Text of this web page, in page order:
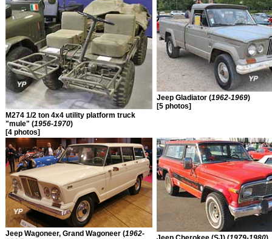
M274 1/2 ton 4x4 utility platform truck
"mule" (1956-1970)
[4 photos]
Jeep Gladiator (1962-1969)
[5 photos]
Jeep Wagoneer, Grand Wagoneer (1962-